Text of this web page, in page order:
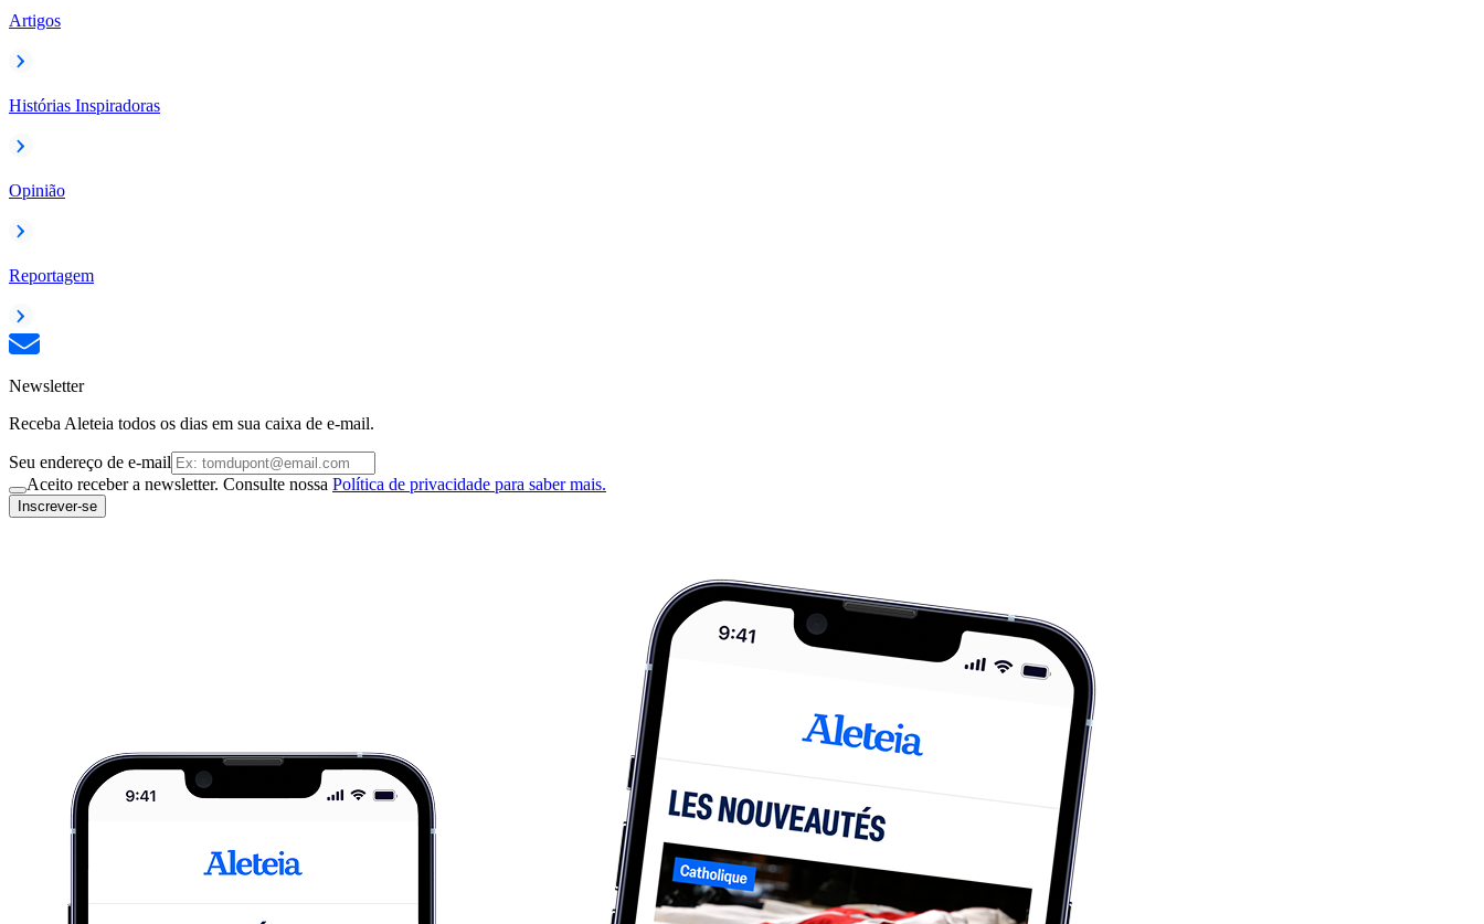
Artigos
Histórias Inspiradoras
Opinião
Reportagem
Newsletter
Receba Aleteia todos os dias em sua caixa de e-mail.
Seu endereço de e-mail
Aceito receber a newsletter. Consulte nossa Política de privacidade para saber mais.
Inscrever-se